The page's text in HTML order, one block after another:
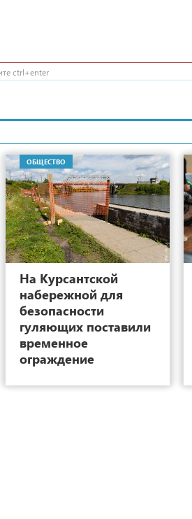
ctrl+enter
ОБЩЕСТВО
На Курсантской
набережной для
безопасности
гуляющих поставили
временное
ограждение